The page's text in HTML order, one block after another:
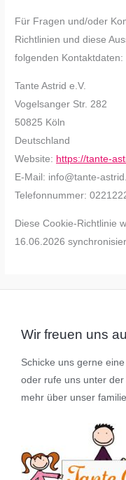
Für Fragen und/oder
Richtlinien und diese
folgenden Kontaktdaten:
Tante Astrid e.V.
Vogelsanger Str. 282
50825 Köln
Deutschland
Website: https://tante-
E-Mail: info@tante-
Telefonnummer:
Diese Cookie-Richtlinie
16.06.2026
Wir freuen uns
Schicke uns gerne
oder rufe uns unter der
mehr über unser